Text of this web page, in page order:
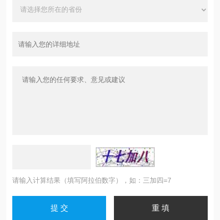
请输入计算结果（填写阿拉伯数字），如：三加四=7